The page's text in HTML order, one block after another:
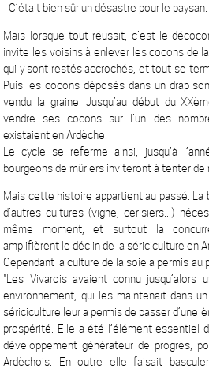
_ C’était bien sûr un désastre pour le paysan.
Mais lorsque tout réussit, c’est le
invite les voisins à enlever les cocons de
qui y sont restés accrochés, et tout se
Puis les cocons déposés dans un drap
vendu la graine. Jusqu’au début du
vendre ses cocons sur l’un des
existaient en Ardèche.
Le cycle se referme ainsi, jusqu’à
bourgeons de mûriers inviteront à tenter de
Mais cette histoire appartient au passé. La
d’autres cultures (vigne, cerisiers...)
même moment, et surtout la
amplifièrent le déclin de la sériciculture en
Cependant la culture de la soie a permis au
"Les Vivarois avaient connu jusqu’alors
environnement, qui les maintenait dans
sériciculture leur a permis de passer d’une
prospérité. Elle a été l’élément essentiel
développement générateur de progrès,
Ardèchois. En outre elle faisait